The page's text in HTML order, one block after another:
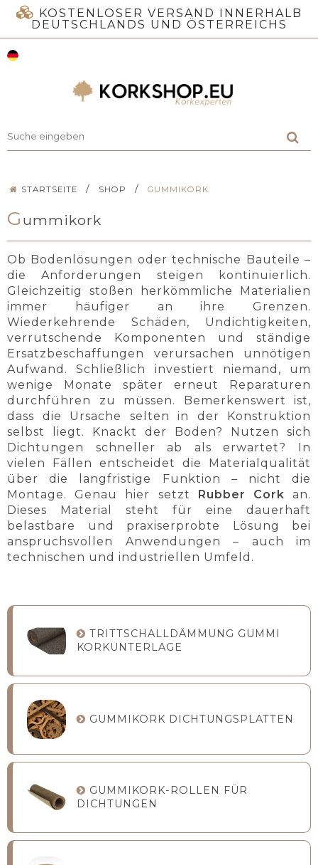
KOSTENLOSER VERSAND INNERHALB
DEUTSCHLANDS UND ÖSTERREICHS
STARTSEITE / SHOP / GUMMIKORK
G ummikork
Ob Bodenlösungen oder technische Bauteile –
die Anforderungen steigen kontinuierlich.
Gleichzeitig stoßen herkömmliche Materialien
immer häufiger an ihre Grenzen.
Wiederkehrende Schäden, Undichtigkeiten,
verrutschende Komponenten und ständige
Ersatzbeschaffungen verursachen unnötigen
Aufwand. Schließlich investiert niemand, um
wenige Monate später erneut Reparaturen
durchführen zu müssen. Bemerkenswert ist,
dass die Ursache selten in der Konstruktion
selbst liegt. Knackt der Boden? Nutzen sich
Dichtungen schneller ab als erwartet? In
vielen Fällen entscheidet die Materialqualität
über die langfristige Funktion – nicht die
Montage. Genau hier setzt
Rubber Cork an.
Dieses Material steht für eine dauerhaft
belastbare und praxiserprobte Lösung bei
anspruchsvollen Anwendungen – auch im
technischen und industriellen Umfeld.
TRITTSCHALLDÄMMUNG GUMMI
KORKUNTERLAGE
GUMMIKORK DICHTUNGSPLATTEN
GUMMIKORK-ROLLEN FÜR
DICHTUNGEN